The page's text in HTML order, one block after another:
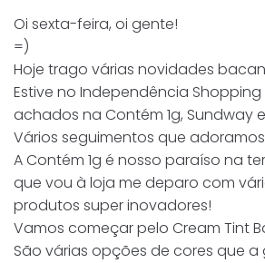
Oi sexta-feira, oi gente!
=)
Hoje trago várias novidades
Estive no Independência
achados na Contém 1g, Sundway e
Vários seguimentos que
A Contém 1g é nosso paraíso na
que vou à loja me deparo com
produtos super inovadores!
Vamos começar pelo Cream Tint
São várias opções de cores que